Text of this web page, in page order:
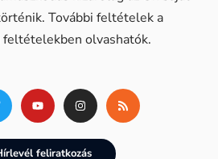
További feltételek a
feltételekben olvashatók.
feliratkozás